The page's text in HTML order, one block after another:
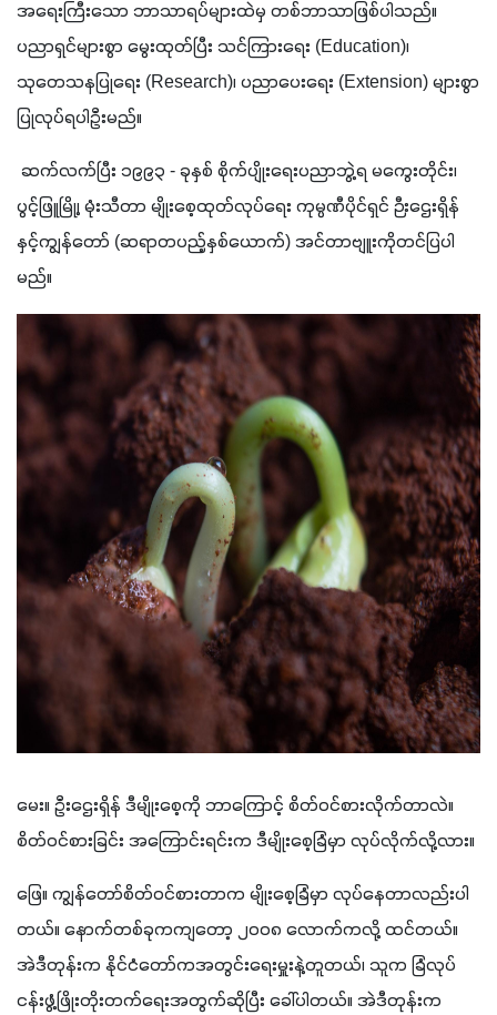
အရေးကြီးသော ဘာသာရပ်များထဲမှ တစ်ဘာသာဖြစ်ပါသည်။
ပညာရှင်များစွာ မွေးထုတ်ပြီး သင်ကြားရေး (Education)၊
သုတေသနပြုရေး (Research)၊ ပညာပေးရေး (Extension) များစွာ
ပြုလုပ်ရပါဦးမည်။
ဆက်လက်ပြီး ၁၉၉၃ - ခုနှစ် စိုက်ပျိုးရေးပညာဘွဲ့ရ မကွေးတိုင်း၊
ပွင့်ဖြူမြို့၊ မုံးသီတာ မျိုးစေ့ထုတ်လုပ်ရေး ကုမ္ပဏီပိုင်ရှင် ဉီးဌေးရှိန်
နှင့်ကျွန်တော် (ဆရာတပည့်နှစ်ယောက်) အင်တာဗျူးကိုတင်ပြပါ
မည်။
မေး။ ဦးဌေးရှိန် ဒီမျိုးစေ့ကို ဘာကြောင့် စိတ်ဝင်စားလိုက်တာလဲ။
စိတ်ဝင်စားခြင်း အကြောင်းရင်းက ဒီမျိုးစေ့ခြံမှာ လုပ်လိုက်လို့လား။
ဖြေ။ ကျွန်တော်စိတ်ဝင်စားတာက မျိုးစေ့ခြံမှာ လုပ်နေတာလည်းပါ
တယ်။ နောက်တစ်ခုကကျတော့ ၂၀၀၈ လောက်ကလို့ ထင်တယ်။
အဲဒီတုန်းက နိုင်ငံတော်ကအတွင်းရေးမှူးနဲ့တူတယ်၊ သူက ခြံလုပ်
ငန်းဖွံ့ဖြိုးတိုးတက်ရေးအတွက်ဆိုပြီး ခေါ်ပါတယ်။ အဲဒီတုန်းက